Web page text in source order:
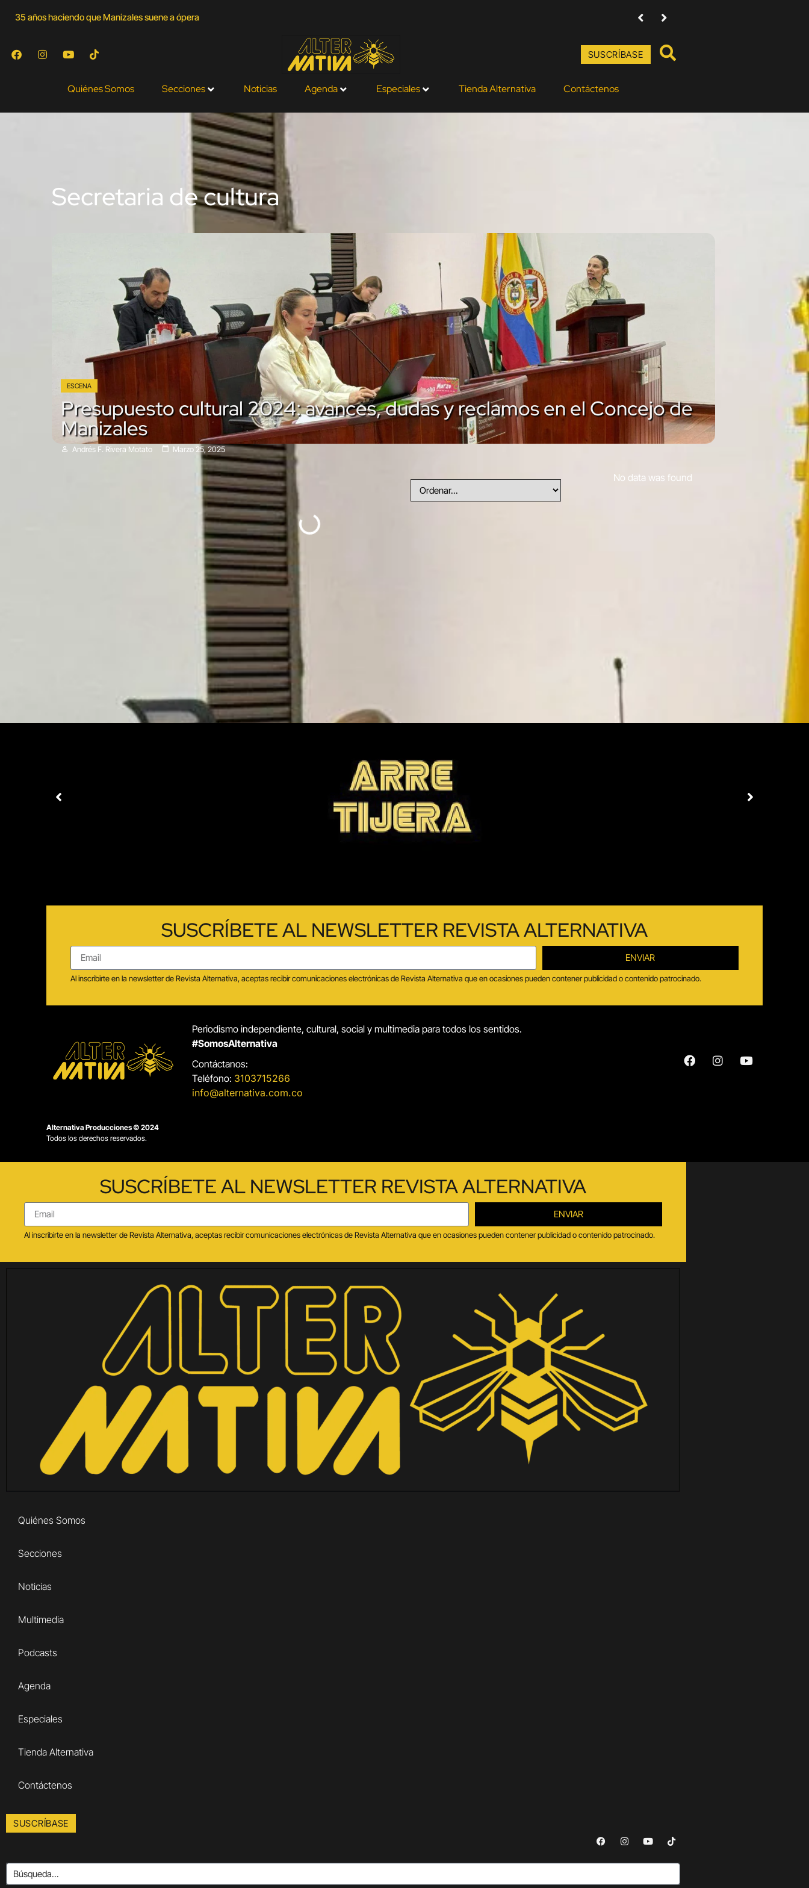
35 años haciendo que Manizales suene a ópera Amenazas contra directores de Baudó Agencia
SUSCRÍBASE
Quiénes Somos Secciones Noticias Agenda Especiales Tienda Alternativa Contáctenos
Secretaria de cultura
ESCENA
Presupuesto cultural 2024: avances, dudas y reclamos en el Concejo de
Manizales
Andrés F. Rivera Motato Marzo 25, 2025
No data was found
SUSCRÍBETE AL NEWSLETTER REVISTA ALTERNATIVA
ENVIAR
Al inscribirte en la newsletter de Revista Alternativa, aceptas recibir comunicaciones electrónicas de Revista Alternativa que en ocasiones pueden contener publicidad o contenido patrocinado.
Periodismo independiente, cultural, social y multimedia para todos los sentidos.
#SomosAlternativa
Contáctanos:
Teléfono: 3103715266
info@alternativa.com.co
Alternativa Producciones © 2024
Todos los derechos reservados.
SUSCRÍBETE AL NEWSLETTER REVISTA ALTERNATIVA
ENVIAR
Al inscribirte en la newsletter de Revista Alternativa, aceptas recibir comunicaciones electrónicas de Revista Alternativa que en ocasiones pueden contener publicidad o contenido patrocinado.
Quiénes Somos
Secciones
Noticias
Multimedia
Podcasts
Agenda
Especiales
Tienda Alternativa
Contáctenos
SUSCRÍBASE